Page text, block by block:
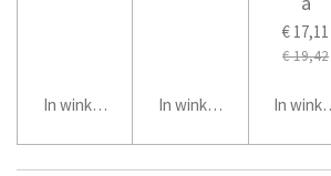
In winkelwagen In winkelwagen
€ 17,11
€ 19,42
In